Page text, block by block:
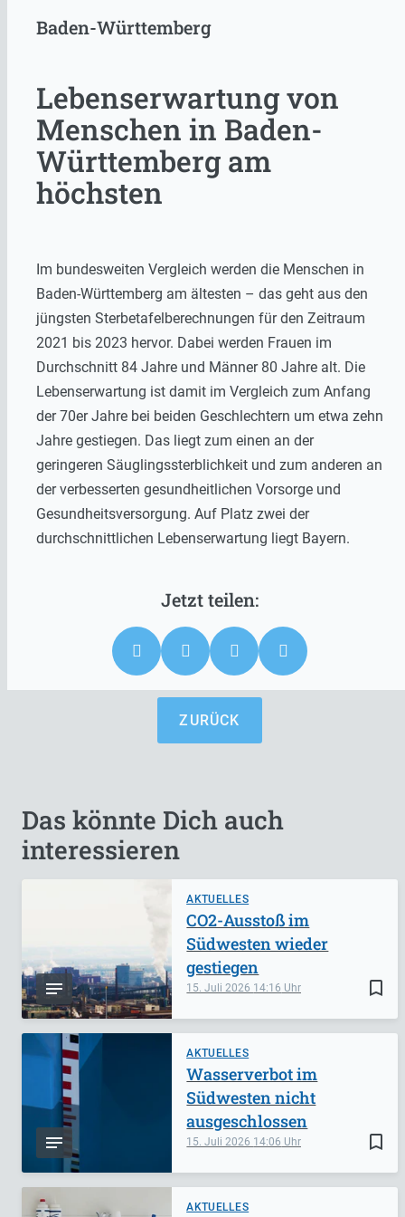
Baden-Württemberg
Lebenserwartung von
Menschen in Baden-
Württemberg am
höchsten
Im bundesweiten Vergleich werden die Menschen in
Baden-Württemberg am ältesten – das geht aus den
jüngsten Sterbetafelberechnungen für den Zeitraum
2021 bis 2023 hervor. Dabei werden Frauen im
Durchschnitt 84 Jahre und Männer 80 Jahre alt. Die
Lebenserwartung ist damit im Vergleich zum Anfang
der 70er Jahre bei beiden Geschlechtern um etwa zehn
Jahre gestiegen. Das liegt zum einen an der
geringeren Säuglingssterblichkeit und zum anderen an
der verbesserten gesundheitlichen Vorsorge und
Gesundheitsversorgung. Auf Platz zwei der
durchschnittlichen Lebenserwartung liegt Bayern.
ZURÜCK
Das könnte Dich auch
interessieren
AKTUELLES
bookmark_border
15. Juli 2026 14:16
CO2-Ausstoß im
Südwesten wieder
gestiegen
AKTUELLES
bookmark_border
15. Juli 2026 14:06
Wasserverbot im
Südwesten nicht
ausgeschlossen
AKTUELLES